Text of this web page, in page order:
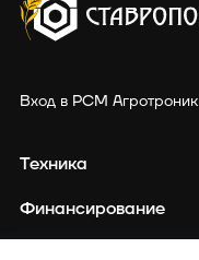
Вход в РСМ Агротроник
Техника
Финансирование